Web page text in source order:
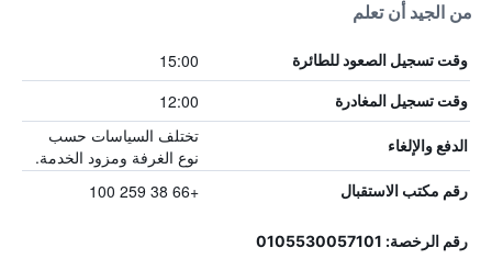
من الجيد أن تعلم
وقت تسجيل الصعود للطائرة 15:00
وقت تسجيل المغادرة 12:00
الدفع والإلغاء
تختلف السياسات حسب
نوع الغرفة ومزود الخدمة.
رقم مكتب الاستقبال +66 38 259 100
رقم الرخصة: 0105530057101